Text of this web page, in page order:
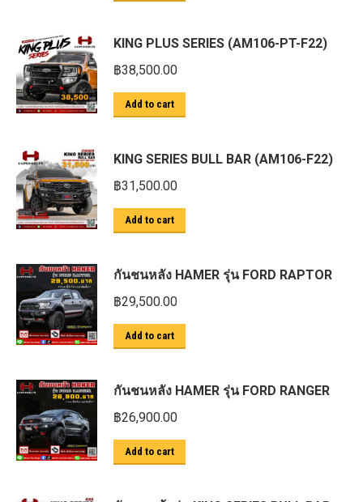
KING PLUS SERIES (AM106-PT-F22)
฿38,500.00
Add to cart
KING SERIES BULL BAR (AM106-F22)
฿31,500.00
Add to cart
กันชนหลัง HAMER รุ่น FORD RAPTOR
฿29,500.00
Add to cart
กันชนหลัง HAMER รุ่น FORD RANGER
฿26,900.00
Add to cart